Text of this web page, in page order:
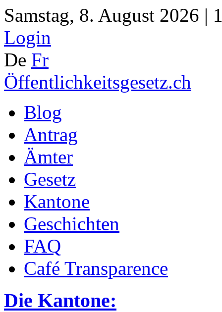
Samstag, 8. August 2026 |
Login
De Fr
Öffentlichkeitsgesetz.ch
Blog
Antrag
Ämter
Gesetz
Kantone
Geschichten
FAQ
Café Transparence
Die Kantone: